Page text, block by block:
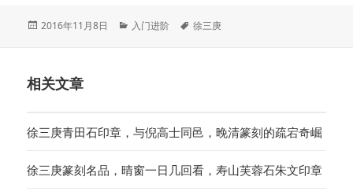
发
2016年11月8日
分
入门进阶
标
徐三庚
相关文章
徐三庚青田石印章，与倪高士同邑，晚清篆刻的疏宕奇崛
徐三庚篆刻名品，晴窗一日几回看，寿山芙蓉石朱文印章